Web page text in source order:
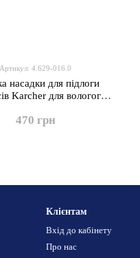
Артикул: 4.629-016.0
насадки для підлоги
Karcher для вологого
470 грн
Клієнтам
Вхід до кабінету
Про нас